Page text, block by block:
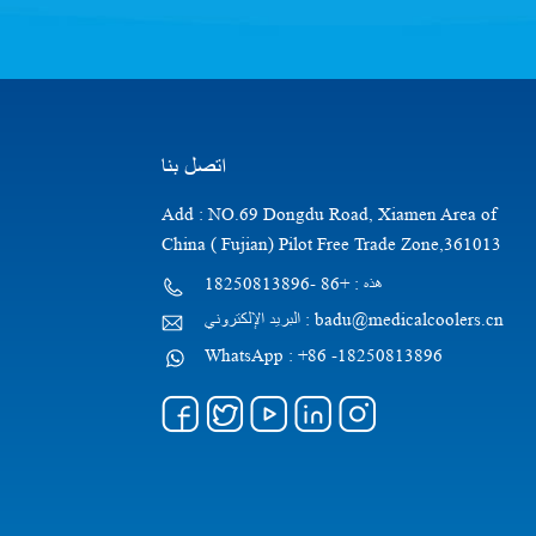
اتصل بنا
Add : NO.69 Dongdu Road, Xiamen Area of
China ( Fujian) Pilot Free Trade Zone,361013
هذه : +86 -18250813896
البريد الإلكتروني : badu@medicalcoolers.cn
WhatsApp : +86 -18250813896